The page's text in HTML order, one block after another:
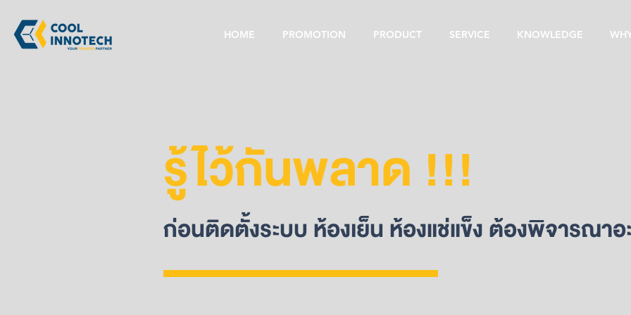
HOME PROMOTION PRODUCT SERVICE KNOWLEDGE
รู้ไว้กันพลาด !!!
ก่อนติดตั้งระบบ ห้องเย็น ห้องแช่แข็ง ต้องพิจารณาอ